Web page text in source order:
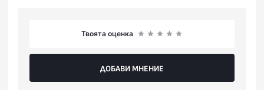
Твоята оценка
ДОБАВИ МНЕНИЕ